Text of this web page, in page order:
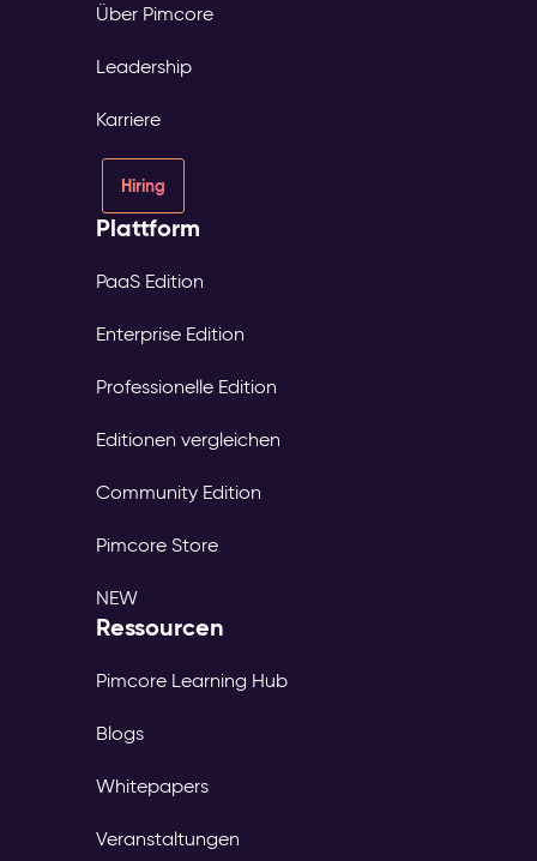
Über Pimcore
Leadership
Karriere
Hiring
Plattform
PaaS Edition
Enterprise Edition
Professionelle Edition
Editionen vergleichen
Community Edition
Pimcore Store
NEW
Ressourcen
Pimcore Learning Hub
Blogs
Whitepapers
Veranstaltungen